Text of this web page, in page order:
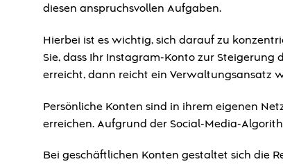
diesen anspruchsvollen Aufgaben.
Hierbei ist es wichtig, sich darauf zu
Sie, dass Ihr Instagram-Konto zur
erreicht, dann reicht ein Verwaltungsansatz
Persönliche Konten sind in ihrem eigenen
erreichen. Aufgrund der Social-Media-
Bei geschäftlichen Konten gestaltet sich die